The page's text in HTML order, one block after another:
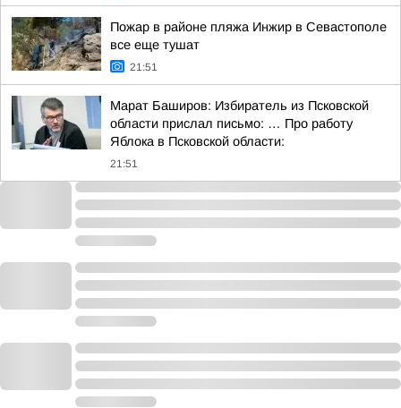
Пожар в районе пляжа Инжир в Севастополе
все еще тушат
21:51
Марат Баширов: Избиратель из Псковской
области прислал письмо: … Про работу
Яблока в Псковской области:
21:51